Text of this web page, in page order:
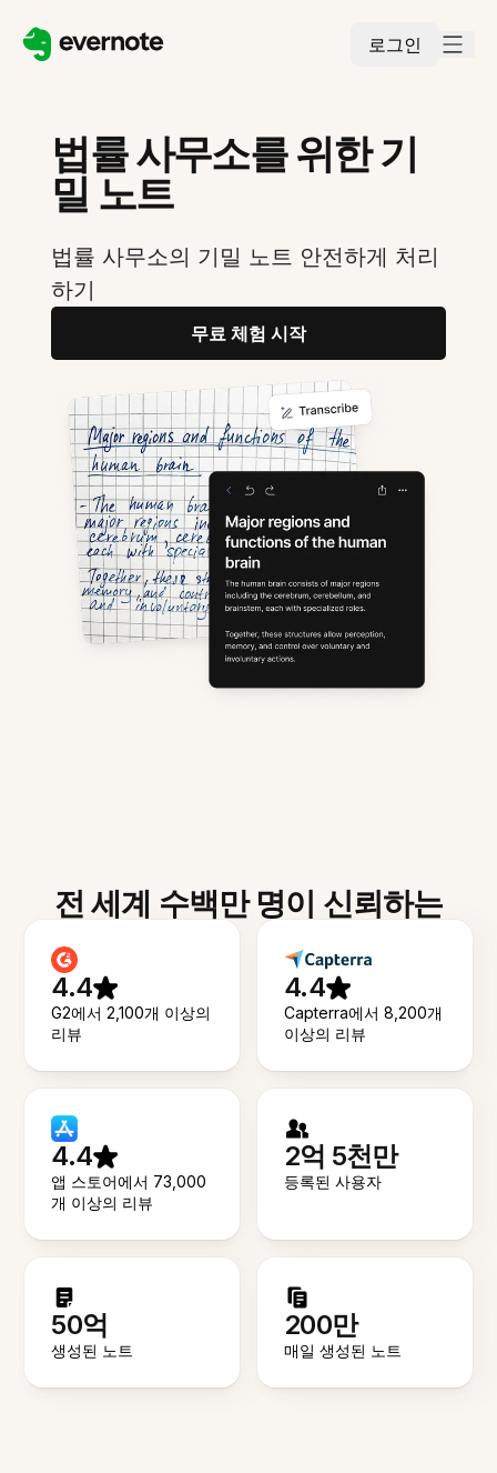
로그인
법률 사무소를 위한 기
밀 노트
법률 사무소의 기밀 노트 안전하게 처리
하기
무료 체험 시작
전 세계 수백만 명이 신뢰하는
4.4
G2에서 2,100개 이상의
리뷰
4.4
Capterra에서 8,200개
이상의 리뷰
4.4
앱 스토어에서 73,000
개 이상의 리뷰
2억 5천만
등록된 사용자
50억
생성된 노트
200만
매일 생성된 노트